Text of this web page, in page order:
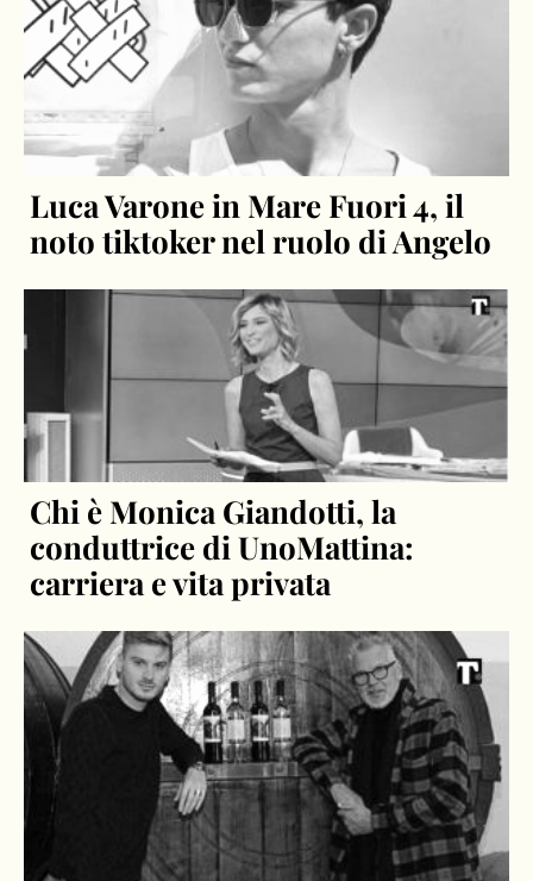
Luca Varone in Mare Fuori 4, il
noto tiktoker nel ruolo di Angelo
Chi è Monica Giandotti, la
conduttrice di UnoMattina:
carriera e vita privata